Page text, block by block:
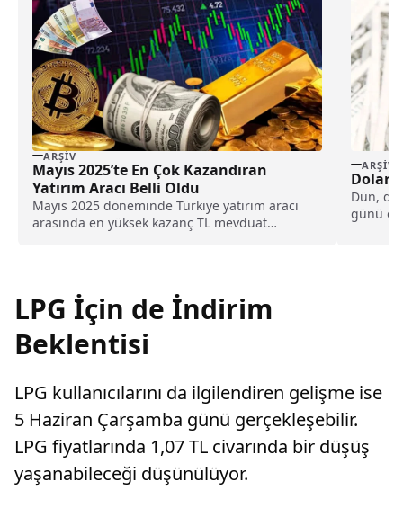
ARŞIV
Mayıs 2025’te En Çok Kazandıran
Yatırım Aracı Belli Oldu
Mayıs 2025 döneminde Türkiye yatırım aracı
arasında en yüksek kazanç TL mevduat
ARŞIV
Dolar
Dün,
günü
LPG İçin de İndirim
Beklentisi
LPG kullanıcılarını da ilgilendiren gelişme ise
5 Haziran Çarşamba günü gerçekleşebilir.
LPG fiyatlarında 1,07 TL civarında bir düşüş
yaşanabileceği düşünülüyor.